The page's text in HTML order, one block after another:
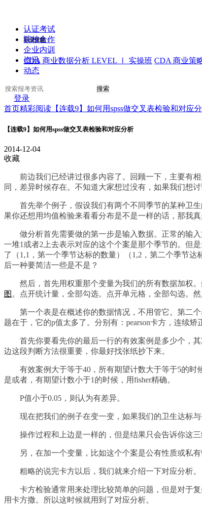
职业技能：
CDA 商业数据分析 LEVEL Ⅰ 实操班 CDA 商业策
认证考试
院校合作
企业内训
资讯
动态
搜索
登录
首页精彩阅读 【连载9】如何用spss做交叉表检验和对应
【连载9】如何用spss做交叉表检验和对应分析
2014-12-04
收藏
前边我们已经讲过很多内容了。回顾一下，主要有相
同，差异时候存在。不知道大家想过没有，如果我们想
首先举个例子，假设我们有两个不同季节的某种卫
果你还想用均值检验来看看分布是不是一样的话，那我
做分析首先需要做的第一步是输入数据。正常的输
一堆1或者2上去表示对应的这个个案是那个季节的。但
了（1,1，第一个季节达标的数量）（1,2，第二个季节
后一种要简洁一些是不是？
然后，首先用权重那个变量为我们的所有数据加
图 。点开统计量，全部勾选。点开单元格，全部勾选。
第一个表是在概述你的数据情况，不用管它。第二
题在于，它的p值太多了。分别有：pearson卡方，连续
首先你要看先你的最后一行的有效案例是多少个，
边这段判断方法很重要，你最好找张纸抄下来。
有效案例大于等于40，所有期望计数大于等于5的时
是或者，有期望计数小于1的时候，用fisher精确。
P值小于0.05，则认为有差异。
现在把我们的例子在变一变，如果我们的卫生达标
操作过程和上边是一样的，但是结果只会告诉你这
另，在加一个变量，比如这个个案是公有性质或私
粗略的说完卡方以后，我们就来介绍一下对应分析。
卡方检验通常用来处理比较简单的问题，但是对于
用卡方撒。所以这时候就用到了对应分析。